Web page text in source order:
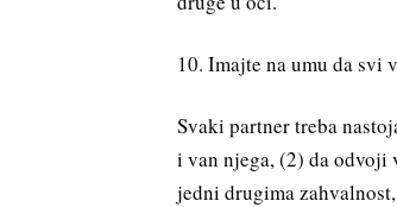
10. Imajte na umu da svi
Svaki partner treba
i van njega, (2) da odvoji
jedni drugima